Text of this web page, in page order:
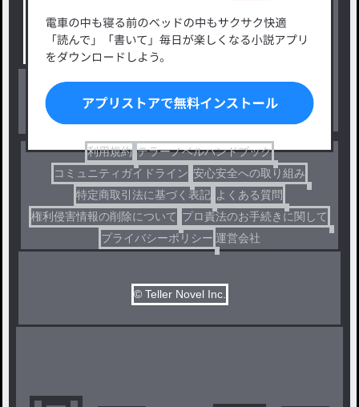
小説コンテスト応募・公募
出版・メディアミックス作品
ファンタジー・異世界・SF
ドラマ
利用規約 テラーノベルハンドブック
コミュニティガイドライン 安心安全への取り組み
特定商取引法に基づく表記 よくある質問
権利侵害情報の削除について プロ責法のお手続きに関して
プライバシーポリシー 運営会社
© Teller Novel Inc.